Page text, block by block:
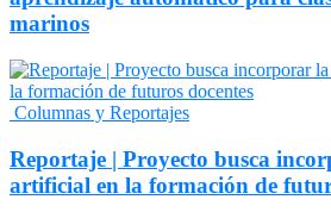
marinos
Columnas y Reportajes
Reportaje | Proyecto busca
artificial en la formación de